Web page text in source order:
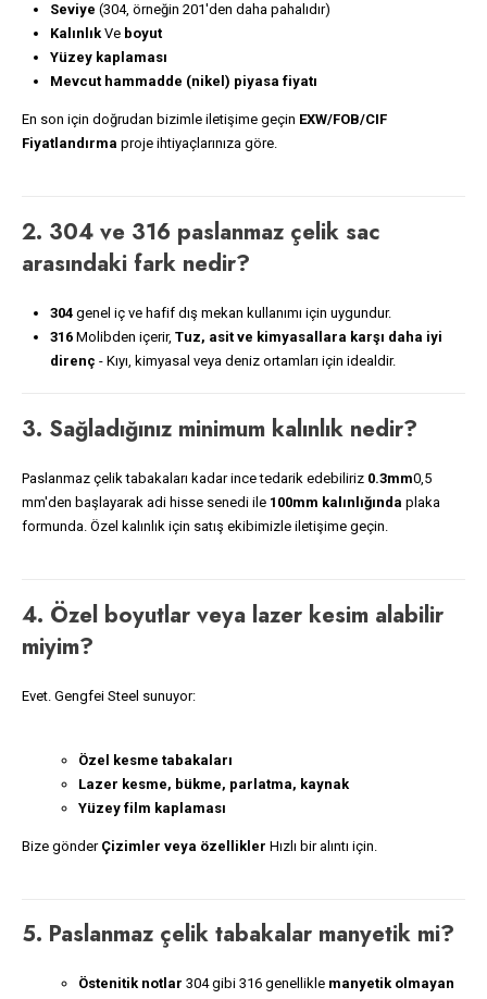
Seviye (304, örneğin 201'den daha pahalıdır)
KalınlıkVe boyut
Yüzey kaplaması
Mevcut hammadde (nikel) piyasa fiyatı
En son için doğrudan bizimle iletişime geçin EXW/FOB/CIF
Fiyatlandırma proje ihtiyaçlarınıza göre.
2. 304 ve 316 paslanmaz çelik sac
arasındaki fark nedir?
304 genel iç ve hafif dış mekan kullanımı için uygundur.
316 Molibden içerir, Tuz, asit ve kimyasallara karşı daha iyi
direnç - Kıyı, kimyasal veya deniz ortamları için idealdir.
3. Sağladığınız minimum kalınlık nedir?
Paslanmaz çelik tabakaları kadar ince tedarik edebiliriz 0.3mm0,5
mm'den başlayarak adi hisse senedi ile 100mm kalınlığında plaka
formunda. Özel kalınlık için satış ekibimizle iletişime geçin.
4. Özel boyutlar veya lazer kesim alabilir
miyim?
Evet. Gengfei Steel sunuyor:
Özel kesme tabakaları
Lazer kesme, bükme, parlatma, kaynak
Yüzey film kaplaması
Bize gönder Çizimler veya özellikler Hızlı bir alıntı için.
5. Paslanmaz çelik tabakalar manyetik mi?
Östenitik notlar 304 gibi 316 genellikle manyetik olmayan